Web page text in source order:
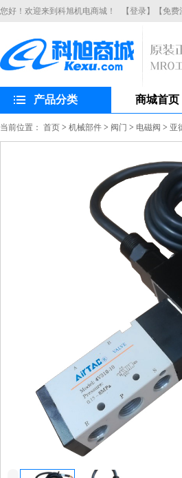
您好！欢迎来到科旭机电商城！ 【登录】 【免费
产品分类 商城首页
当前位置： 首页 > 机械部件 > 阀门 > 电磁阀 > 亚